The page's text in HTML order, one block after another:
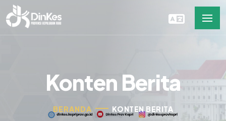
Konten Berita
BERANDA KONTEN BERITA